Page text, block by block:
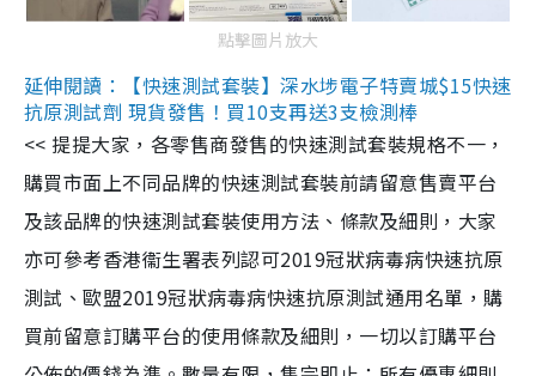
點擊圖片放大
延伸閱讀：【快速測試套裝】深水埗電子特賣城$15快速
抗原測試劑 現貨發售！買10支再送3支檢測棒
<< 提提大家，各零售商發售的快速測試套裝規格不一，
購買市面上不同品牌的快速測試套裝前請留意售賣平台
及該品牌的快速測試套裝使用方法、條款及細則，大家
亦可參考香港衞生署表列認可2019冠狀病毒病快速抗原
測試、歐盟2019冠狀病毒病快速抗原測試通用名單，購
買前留意訂購平台的使用條款及細則，一切以訂購平台